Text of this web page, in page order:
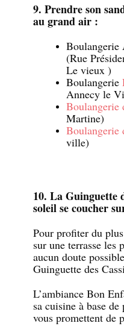
9. Prendre son
au grand air :
Boulangerie
(Rue
Le vieux )
Boulangerie
Annecy le
Boulangerie
Martine)
Boulangerie
ville)
10. La Guinguette
soleil se coucher
Pour profiter du
sur une terrasse les
aucun doute
Guinguette des
L’ambiance Bon
sa cuisine à base
vous promettent de